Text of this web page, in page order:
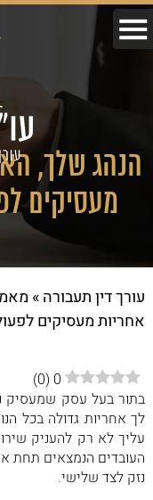
הנהג שלך,
מעסיקים
עורך דין תעבורה»
אחריות מעסיקים
0
(
0
)
בתור בעל עסק שמעסיק
לך אחריות גדולה בכל
עליך לא רק להעניק
העובדים הנמצאים תחת
נזק לצד שלישי.